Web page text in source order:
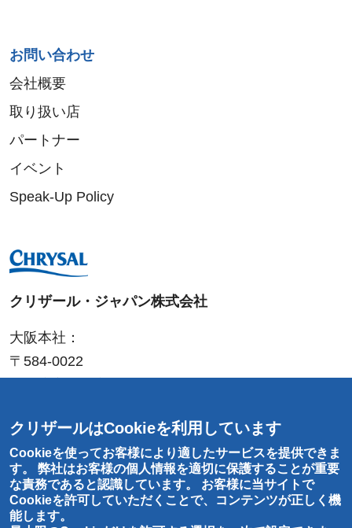
お問い合わせ
会社概要
取り扱い店
パートナー
イベント
Speak-Up Policy
クリザール・ジャパン株式会社
大阪本社：
〒584-0022
F: 0721-25-8766
東京営業所：
〒143-0001
東京都大田区東海
クリザールはCookieを利用しています
Cookieを使ってお客様により適したサービスを提供できま
す。 弊社はお客様の個人情報を適切に保護することが重要
な責務であると認識しています。 お客様に当サイトで
Cookieを許可していただくことで、コンテンツが正しく機
能します。